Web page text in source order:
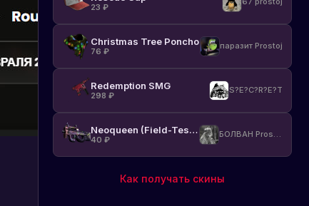
23 ₽
Christmas Tree Poncho
76 ₽
паразит Prostoj
Redemption SMG
298 ₽
S?E?C?R?E?T
Neoqueen (Field-Tested)
40 ₽
БОЛВАН Prostoj
Как получать скины